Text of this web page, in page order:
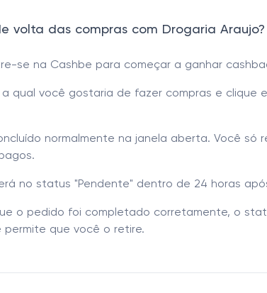
volta das compras com Drogaria Araujo?
se na Cashbe para começar a ganhar
a qual você gostaria de fazer compras e clique
normalmente na janela aberta. Você só
no status "Pendente" dentro de 24 horas
o pedido foi completado corretamente, o
permite que você o retire.